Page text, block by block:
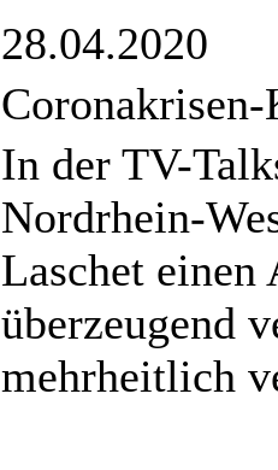
28.04.2020
In der TV-
Nordrhein-
Laschet
überzeugend
mehrheitlich